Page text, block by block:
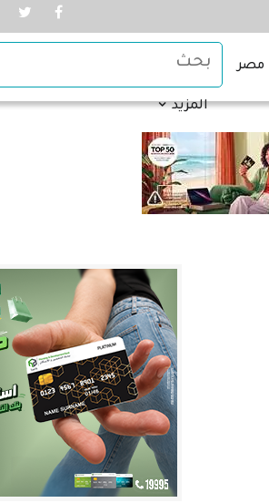
مصر
المزيد